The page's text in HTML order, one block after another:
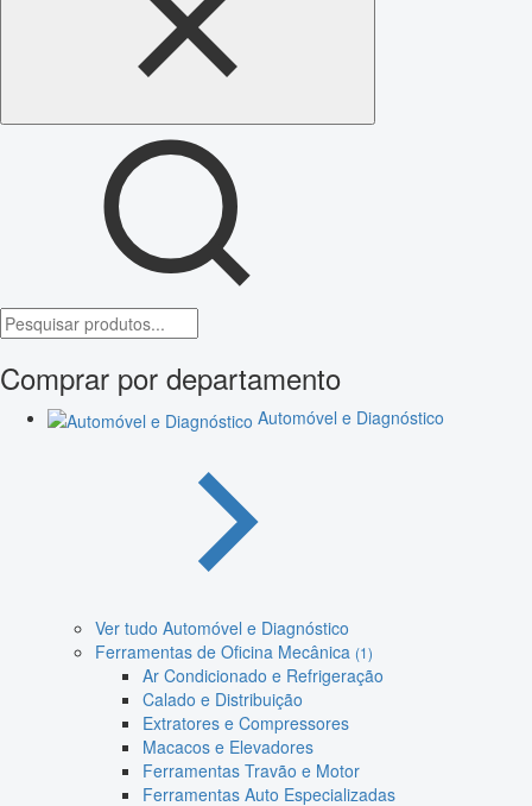
Comprar por departamento
Automóvel e Diagnóstico
Ver tudo Automóvel e Diagnóstico
Ferramentas de Oficina Mecânica (1)
Ar Condicionado e Refrigeração
Calado e Distribuição
Extratores e Compressores
Macacos e Elevadores
Ferramentas Travão e Motor
Ferramentas Auto Especializadas